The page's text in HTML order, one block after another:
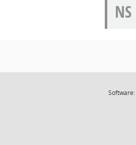
NS
Software: